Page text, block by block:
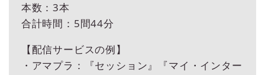
本数：3本
合計時間：5間44分
【配信サービスの例】
・アマプラ：『セッション』『マイ・インター